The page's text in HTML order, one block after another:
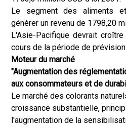
Le segment des aliments
générer un revenu de 1798,20
L'Asie-Pacifique devrait
cours de la période de prévision.
Moteur du marché
"Augmentation des
aux consommateurs et de
Le marché des colorants
croissance substantielle,
l'augmentation de la